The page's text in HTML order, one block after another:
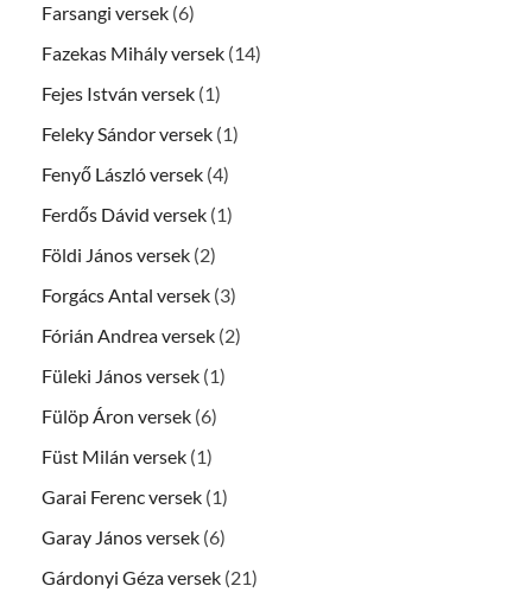
Farsangi versek (6)
Fazekas Mihály versek (14)
Fejes István versek (1)
Feleky Sándor versek (1)
Fenyő László versek (4)
Ferdős Dávid versek (1)
Földi János versek (2)
Forgács Antal versek (3)
Fórián Andrea versek (2)
Füleki János versek (1)
Fülöp Áron versek (6)
Füst Milán versek (1)
Garai Ferenc versek (1)
Garay János versek (6)
Gárdonyi Géza versek (21)